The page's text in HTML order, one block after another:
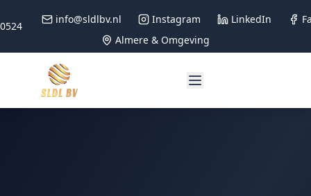
info@sldlbv.nl Instagram LinkedIn
Almere & Omgeving